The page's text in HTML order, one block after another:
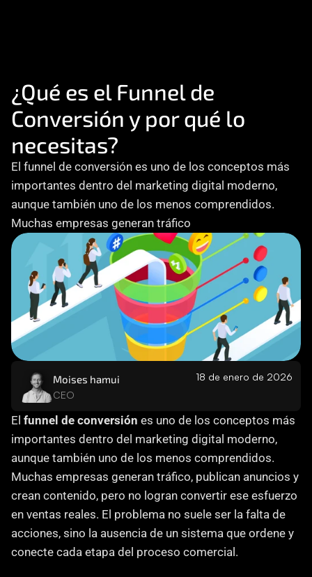
MHA Intelligence
Google Ads
Facebook Ads
Desarrollo Web
Automatización
Email marketing
Join
Events
Experts
RESOURCES
Blog
Careers
Docs
About
¿Qué es el Funnel de
Conversión y por qué lo
necesitas?
El funnel de conversión es uno de los conceptos más
importantes dentro del marketing digital moderno,
aunque también uno de los menos comprendidos.
Muchas empresas generan tráfico
Moises hamui
CEO
18 de enero de 2026
El funnel de conversión es uno de los conceptos más
importantes dentro del marketing digital moderno,
aunque también uno de los menos comprendidos.
Muchas empresas generan tráfico, publican anuncios y
crean contenido, pero no logran convertir ese esfuerzo
en ventas reales. El problema no suele ser la falta de
acciones, sino la ausencia de un sistema que ordene y
conecte cada etapa del proceso comercial.